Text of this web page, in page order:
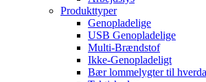
Produkttyper
Genopladelige
USB Genopladelige
Multi-Brændstof
Ikke-Genopladeligt
Bær lommelygter til